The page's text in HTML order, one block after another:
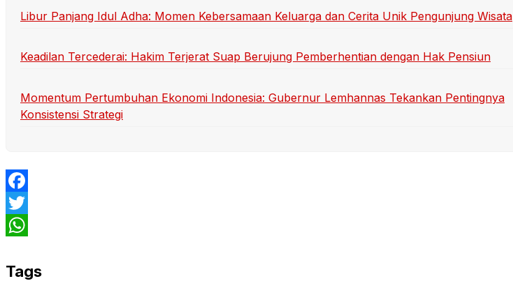
Libur Panjang Idul Adha: Momen Kebersamaan Keluarga dan Cerita Unik Pengunjung Wisata
Keadilan Tercederai: Hakim Terjerat Suap Berujung Pemberhentian dengan Hak Pensiun
Momentum Pertumbuhan Ekonomi Indonesia: Gubernur Lemhannas Tekankan Pentingnya
Konsistensi Strategi
Facebook
Twitter
Tags